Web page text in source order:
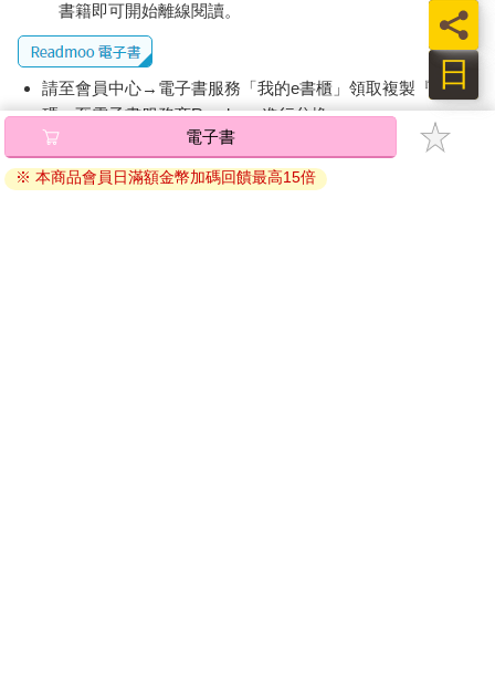
書籍即可開始離線閱讀。
請至會員中心→電子書服務「我的e書櫃」領取複製『兌換
碼』至電子書服務商Readmoo進行兌換。
退換貨須知：
因版權保護，您在金石堂所購買的電子書僅能以金石堂專屬
電子書
※ 本商品會員日滿額金幣加碼回饋最高15倍
日
員